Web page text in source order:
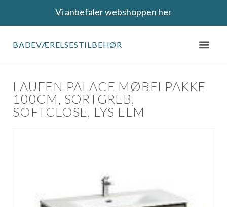
Vi anbefaler webshoppen her
BADEVÆRELSESTILBEHØR
LAUFEN PALACE MØBELPAKKE
100CM, SORTGREB,
SOFTCLOSE, LYS ELM